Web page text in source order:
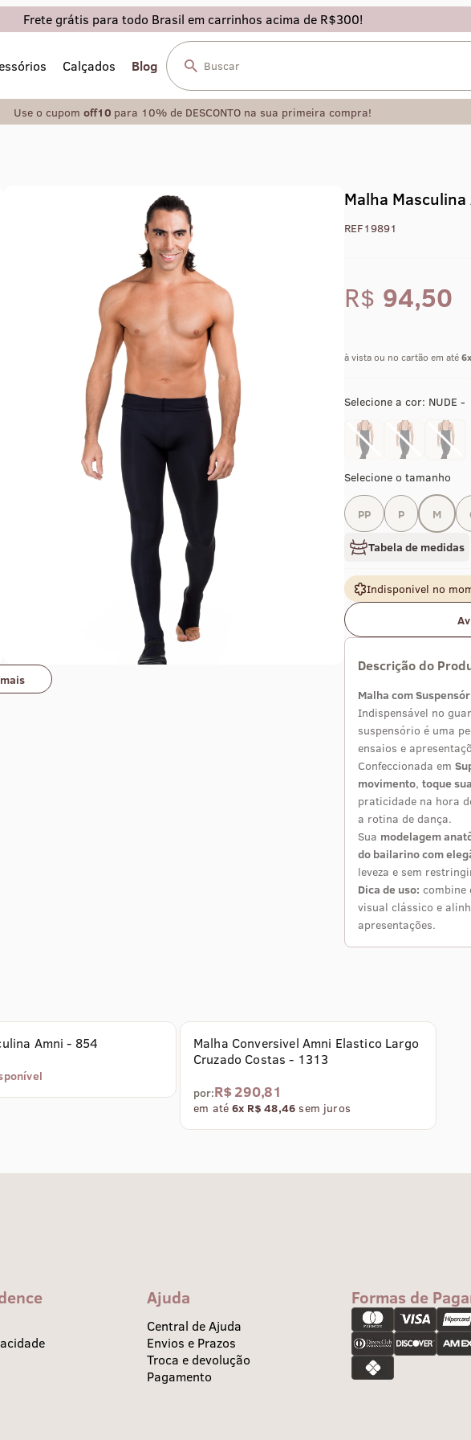
Frete grátis para todo Brasil em carrinhos acima de R$300!
Calçados Blog
Use o cupom off10 para 10% de DESCONTO na sua primeira compra!
Malha
REF19891
R$ 94,50
à vista ou no cartão em até6x
Selecione a cor: NUDE -
Selecione o tamanho
PP P M
Tabela de medidas
Indisponivel no
Descrição do
Malha com
Indispensável no
suspensório é uma
ensaios e
Confeccionada em
movimento, toque
praticidade na hora
a rotina de dança.
Sua modelagem
do bailarino com
leveza e sem
Dica de uso: combine
visual clássico e
apresentações.
Malha Masculina Amni - 854
Malha Conversivel Amni Elastico Largo
Cruzado Costas - 1313
por:R$ 290,81
em até6x R$ 48,46 sem juros
Ajuda
Central de Ajuda
Envios e Prazos
Troca e devolução
Pagamento
Formas de